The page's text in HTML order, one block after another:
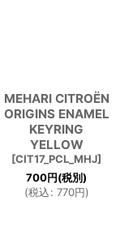
MEHARI CITROËN
ORIGINS ENAMEL
KEYRING
YELLOW
[CIT17_PCL_MHJ]
700円(税別)
(税込: 770円)